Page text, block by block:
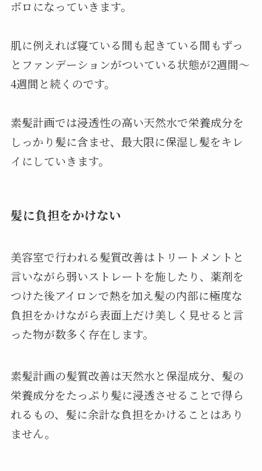
ボロになっていきます。
肌に例えれば寝ている間も起きている間もずっ
とファンデーションがついている状態が2週間～
4週間と続くのです。
素髪計画では浸透性の高い天然水で栄養成分を
しっかり髪に含ませ、最大限に保湿し髪をキレ
イにしていきます。
髪に負担をかけない
美容室で行われる髪質改善はトリートメントと
言いながら弱いストレートを施したり、薬剤を
つけた後アイロンで熱を加え髪の内部に極度な
負担をかけながら表面上だけ美しく見せると言
った物が数多く存在します。
素髪計画の髪質改善は天然水と保湿成分、髪の
栄養成分をたっぷり髪に浸透させることで得ら
れるもの、髪に余計な負担をかけることはあり
ません。